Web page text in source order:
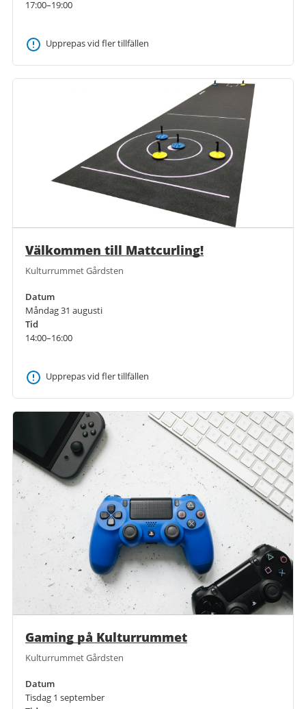
17:00–19:00
Upprepas vid fler tillfällen
Välkommen till Mattcurling!
Kulturrummet Gårdsten
Datum
Måndag 31 augusti
Tid
14:00–16:00
Upprepas vid fler tillfällen
Gaming på Kulturrummet
Kulturrummet Gårdsten
Datum
Tisdag 1 september